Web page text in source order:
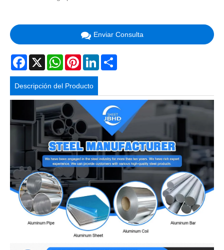
Enviar Consulta
Facebook
X WhatsAppPinterestLinkedIn
Descripción del Producto